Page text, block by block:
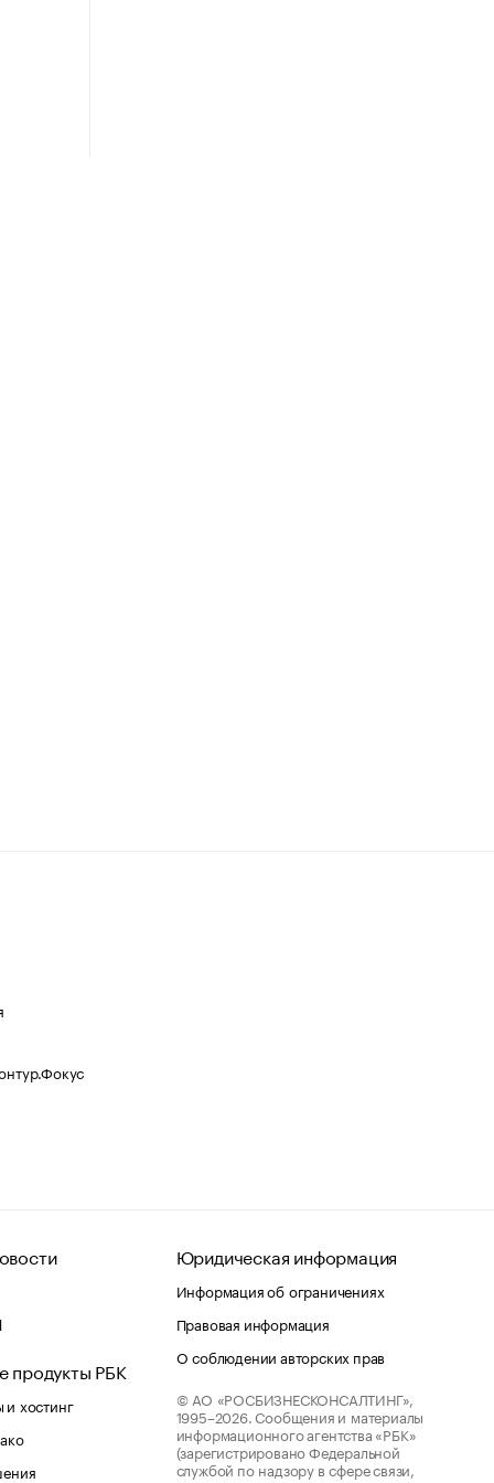
продукты РБК
хостинг
Юридическая информация
Информация об ограничениях
Правовая информация
О соблюдении авторских прав
© АО «РОСБИЗНЕСКОНСАЛТИНГ»,
1995–2026. Сообщения и материалы
информационного агентства «РБК»
(зарегистрировано Федеральной
службой по надзору в сфере связи,